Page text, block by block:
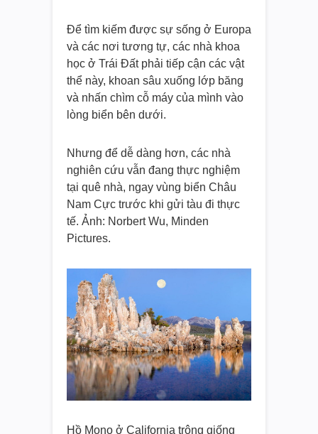
Để tìm kiếm được sự sống ở Europa
và các nơi tương tự, các nhà khoa
học ở Trái Đất phải tiếp cận các vật
thể này, khoan sâu xuống lớp băng
và nhấn chìm cỗ máy của mình vào
lòng biển bên dưới.
Nhưng để dễ dàng hơn, các nhà
nghiên cứu vẫn đang thực nghiệm
tại quê nhà, ngay vùng biển Châu
Nam Cực trước khi gửi tàu đi thực
tế. Ảnh: Norbert Wu, Minden
Pictures.
Hồ Mono ở California trông giống